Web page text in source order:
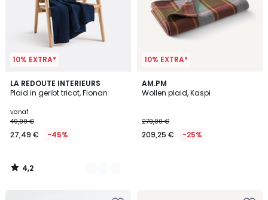
10% EXTRA*
LA REDOUTE INTERIEURS
Plaid in geribt tricot, Fionan
vanaf
49,99 €
27,49 € -45%
4,2
/ 5
3
Kleuren
4,2
/
10% EXTRA*
AM.PM
Wollen plaid, Kaspi
279,00 €
209,25 € -25%